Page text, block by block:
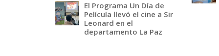
El Programa Un Día de
Película llevó el cine a Sir
Leonard en el
departamento La Paz